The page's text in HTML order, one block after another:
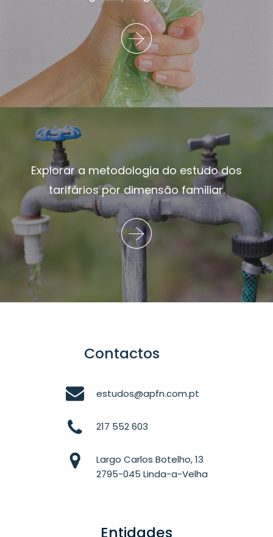
Explorar a metodologia do estudo dos
tarifários por dimensão familiar.
Contactos
estudos@apfn.com.pt
217 552 603
Largo Carlos Botelho, 13
2795-045 Linda-a-Velha
Entidades